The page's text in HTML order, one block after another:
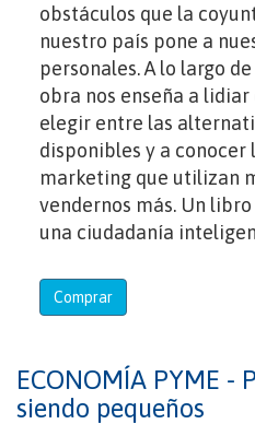
obstáculos que la
nuestro país pone a
personales. A lo largo
obra nos enseña a
elegir entre las
disponibles y a conocer
marketing que utilizan
vendernos más. Un
una ciudadanía
Comprar
ECONOMÍA PYME -
siendo pequeños